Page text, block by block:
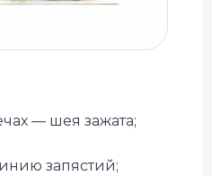
— шея зажата;
запястий;